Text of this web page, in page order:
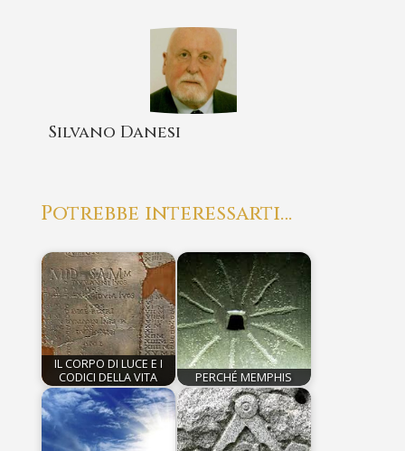
Silvano Danesi
Potrebbe interessarti…
IL CORPO DI LUCE E I
CODICI DELLA VITA
PERCHÉ MEMPHIS